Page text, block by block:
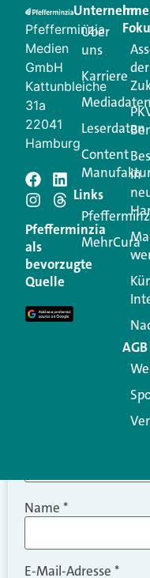
Creator für Ihre
Ihren Vertriebsalltag
Login.
Jetzt anmelden
Schreiben
Ihre E-Mail-Adresse
Erforderliche Felder
Kommentar
Name *
E-Mail-Adresse *
Pfefferminzia
Medien
GmbH
Kattunbleiche
31a
22041
Hamburg
Pfefferminzia
als
bevorzugte
Quelle
Über
uns
Karriere
Mediadaten
Leserdaten
Content
Links
MehrCura
Im
der
in
AGB